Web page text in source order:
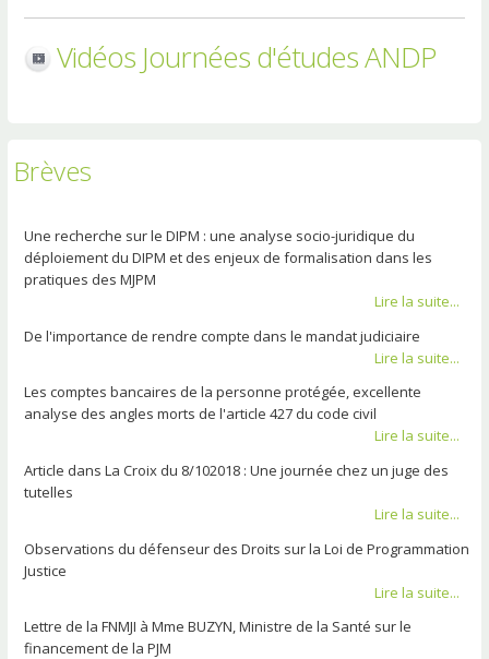
Vidéos Journées d'études ANDP
Brèves
Une recherche sur le DIPM : une analyse socio-juridique du
déploiement du DIPM et des enjeux de formalisation dans les
pratiques des MJPM
Lire la suite...
De l'importance de rendre compte dans le mandat judiciaire
Lire la suite...
Les comptes bancaires de la personne protégée, excellente
analyse des angles morts de l'article 427 du code civil
Lire la suite...
Article dans La Croix du 8/102018 : Une journée chez un juge des
tutelles
Lire la suite...
Observations du défenseur des Droits sur la Loi de Programmation
Justice
Lire la suite...
Lettre de la FNMJI à Mme BUZYN, Ministre de la Santé sur le
financement de la PJM